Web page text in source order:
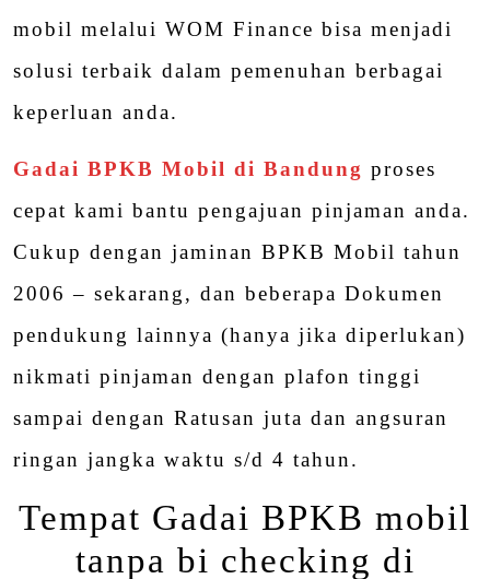
mobil melalui WOM Finance bisa menjadi
solusi terbaik dalam pemenuhan berbagai
keperluan anda.
Gadai BPKB Mobil di Bandung proses
cepat kami bantu pengajuan pinjaman anda.
Cukup dengan jaminan BPKB Mobil tahun
2006 – sekarang, dan beberapa Dokumen
pendukung lainnya (hanya jika diperlukan)
nikmati pinjaman dengan plafon tinggi
sampai dengan Ratusan juta dan angsuran
ringan jangka waktu s/d 4 tahun.
Tempat Gadai BPKB mobil
tanpa bi checking di